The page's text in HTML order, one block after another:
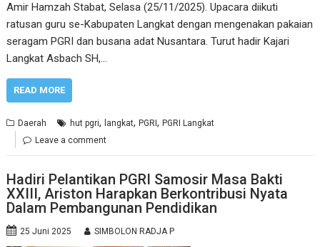
Amir Hamzah Stabat, Selasa (25/11/2025). Upacara diikuti
ratusan guru se-Kabupaten Langkat dengan mengenakan pakaian
seragam PGRI dan busana adat Nusantara. Turut hadir Kajari
Langkat Asbach SH,…
READ MORE
Daerah hut pgri, langkat,PGRI,PGRI Langkat
Leave a comment
Hadiri Pelantikan PGRI Samosir Masa Bakti
XXIII, Ariston Harapkan Berkontribusi Nyata
Dalam Pembangunan Pendidikan
25 Juni 2025 SIMBOLON RADJA P